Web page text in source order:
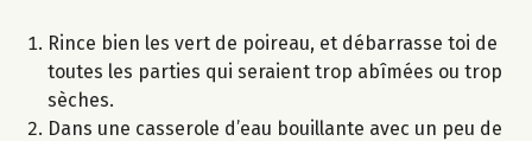
Rince bien les vert de poireau, et débarrasse toi de
toutes les parties qui seraient trop abîmées ou trop
sèches.
Dans une casserole d’eau bouillante avec un peu de